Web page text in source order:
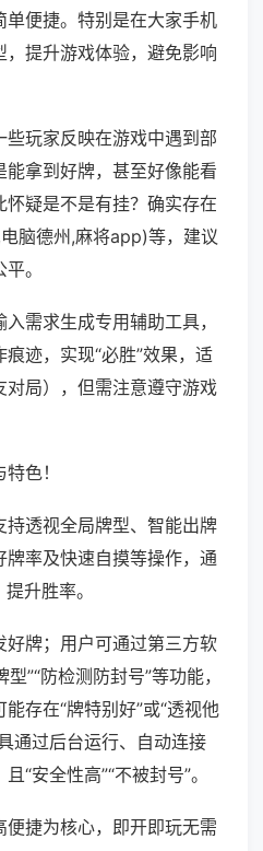
单便捷。特别是在大家手机
提升游戏体验，避免影响
玩家反映在游戏中遇到部
拿到好牌，甚至好像能看
疑是不是有挂？确实存在
脑德州,麻将app)等，建议
。
需求生成专用辅助工具，
迹，实现“必胜”效果，适
对局），但需注意遵守游戏
色！
透视全局牌型、智能出牌
牌率及快速自摸等操作，通
升胜率。
牌；用户可通过第三方软
”“防检测防封号”等功能，
存在“牌特别好”或“透视他
通过后台运行、自动连接
“安全性高”“不被封号”。
捷为核心，即开即玩无需